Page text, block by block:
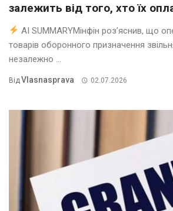
залежить від того, хто їх
AI SUMMARYМінфін роз’яснив, що
товарів оборонного призначення
незалежно ...
Від Vlasnasprava 02.07.2026